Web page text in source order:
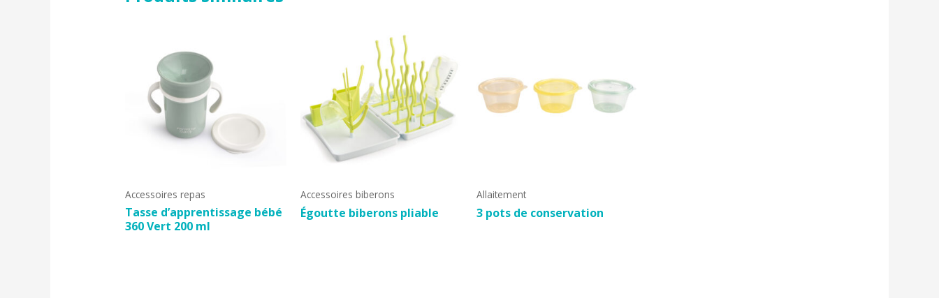
Accessoires repas
Tasse d’apprentissage bébé
360 Vert 200 ml
Accessoires biberons
Égoutte biberons pliable
Allaitement
3 pots de conservation